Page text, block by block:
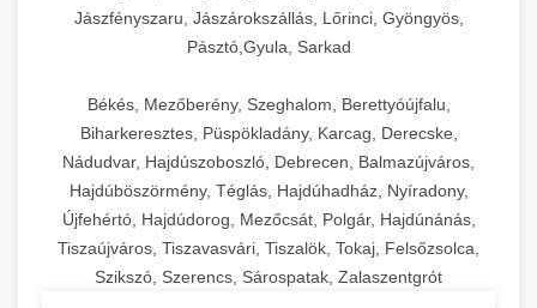
Jászfényszaru, Jászárokszállás, Lőrinci, Gyöngyös,
Pásztó,Gyula, Sarkad
Békés, Mezőberény, Szeghalom, Berettyóújfalu,
Biharkeresztes, Püspökladány, Karcag, Derecske,
Nádudvar, Hajdúszoboszló, Debrecen, Balmazújváros,
Hajdúböszörmény, Téglás, Hajdúhadház, Nyíradony,
Újfehértó, Hajdúdorog, Mezőcsát, Polgár, Hajdúnánás,
Tiszaújváros, Tiszavasvári, Tiszalök, Tokaj, Felsőzsolca,
Szikszó, Szerencs, Sárospatak, Zalaszentgrót